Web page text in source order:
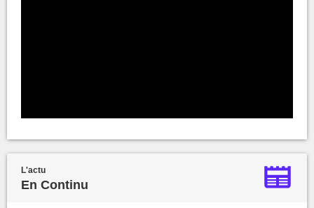
L'actu
En Continu